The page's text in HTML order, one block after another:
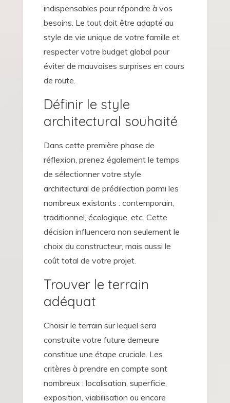
indispensables pour répondre à vos
besoins. Le tout doit être adapté au
style de vie unique de votre famille et
respecter votre budget global pour
éviter de mauvaises surprises en cours
de route.
Définir le style
architectural souhaité
Dans cette première phase de
réflexion, prenez également le temps
de sélectionner votre style
architectural de prédilection parmi les
nombreux existants : contemporain,
traditionnel, écologique, etc. Cette
décision influencera non seulement le
choix du constructeur, mais aussi le
coût total de votre projet.
Trouver le terrain
adéquat
Choisir le terrain sur lequel sera
construite votre future demeure
constitue une étape cruciale. Les
critères à prendre en compte sont
nombreux : localisation, superficie,
exposition, viabilisation ou encore